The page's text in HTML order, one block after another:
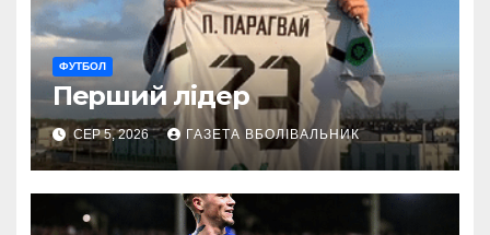
ФУТБОЛ
Перший лідер
СЕР 5, 2026 ГАЗЕТА ВБОЛІВАЛЬНИК